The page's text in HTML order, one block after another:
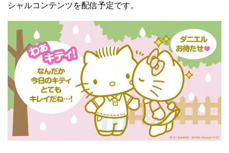
シャルコンテンツを配信予定です。